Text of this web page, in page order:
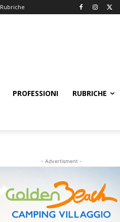
Rubriche
PROFESSIONI RUBRICHE
- Advertisment -